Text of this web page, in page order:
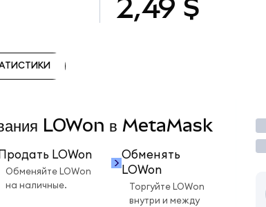
2,49 $
LOWon в MetaMask
Продать LOWon
Обменяйте LOWon
на наличные.
Обменять
LOWon
Торгуйте LOWon
внутри и между